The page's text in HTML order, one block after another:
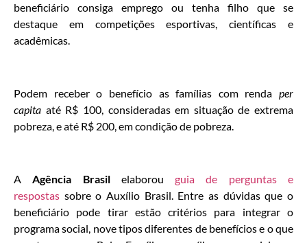
beneficiário consiga emprego ou tenha filho que se
destaque em competições esportivas, científicas e
acadêmicas.
Podem receber o benefício as famílias com renda per
capita até R$ 100, consideradas em situação de extrema
pobreza, e até R$ 200, em condição de pobreza.
A Agência Brasil elaborouguia de perguntas e
respostas sobre o Auxílio Brasil. Entre as dúvidas que o
beneficiário pode tirar estão critérios para integrar o
programa social, nove tipos diferentes de benefícios e o que